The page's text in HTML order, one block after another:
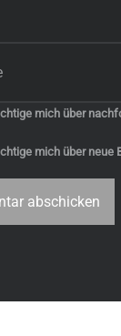
mich über
mich über neue